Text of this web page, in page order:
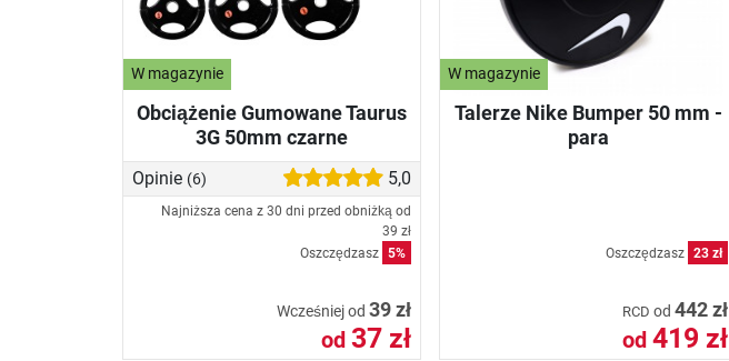
W magazynie
Obciążenie Gumowane Taurus
3G 50mm czarne
Opinie (6) 5,0
Najniższa cena z 30 dni przed obniżką od
39 zł
Oszczędzasz 5%
Wcześniej od 39 zł
od 37 zł
W magazynie
Talerze Nike Bumper 50 mm -
para
Oszczędzasz 23 zł
RCD od 442 zł
od 419 zł